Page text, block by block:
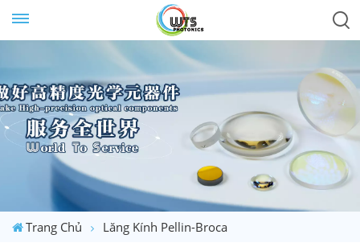
Trang Chủ Lăng Kính Pellin-Broca